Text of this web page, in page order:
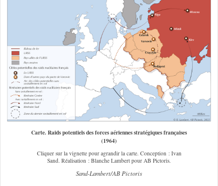
Carte. Raids potentiels des forces aériennes stratégiques françaises
(1964)
Cliquer sur la vignette pour agrandir la carte. Conception : Ivan
Sand. Réalisation : Blanche Lambert pour AB Pictoris.
Sand-Lambert/AB Pictoris